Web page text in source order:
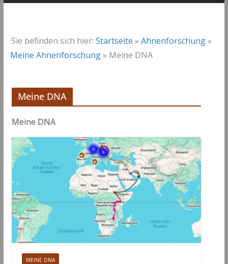
Sie befinden sich hier: Startseite » Ahnenforschung»
Meine Ahnenforschung» Meine DNA
Meine DNA
Meine DNA
MEINE DNA